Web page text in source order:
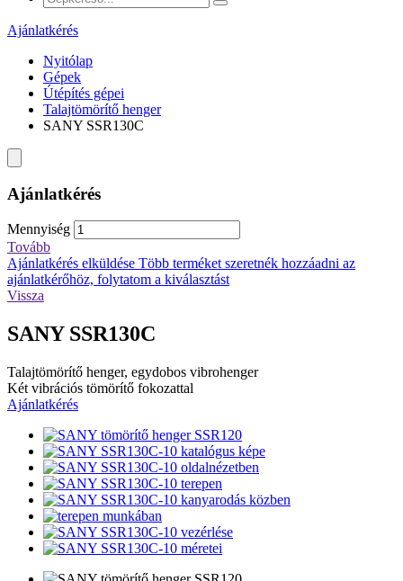
Ajánlatkérés
Nyitólap
Gépek
Útépítés gépei
Talajtömörítő henger
SANY SSR130C
Ajánlatkérés
Mennyiség
Tovább
Ajánlatkérés elküldése Több terméket szeretnék hozzáadni az
ajánlatkérőhöz, folytatom a kiválasztást
Vissza
SANY SSR130C
Talajtömörítő henger, egydobos vibrohenger
Két vibrációs tömörítő fokozattal
Ajánlatkérés